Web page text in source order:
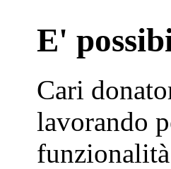
E'
Cari
lavorando